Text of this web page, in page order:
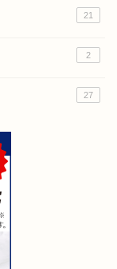
21
2
27